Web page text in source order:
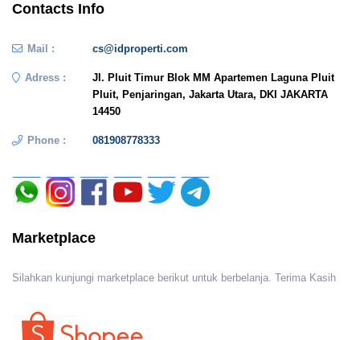
Contacts Info
Mail : cs@idproperti.com
Adress :
Jl. Pluit Timur Blok MM Apartemen Laguna Pluit
Pluit, Penjaringan, Jakarta Utara, DKI JAKARTA
14450
Phone : 081908778333
Marketplace
Silahkan kunjungi marketplace berikut untuk berbelanja. Terima Kasih